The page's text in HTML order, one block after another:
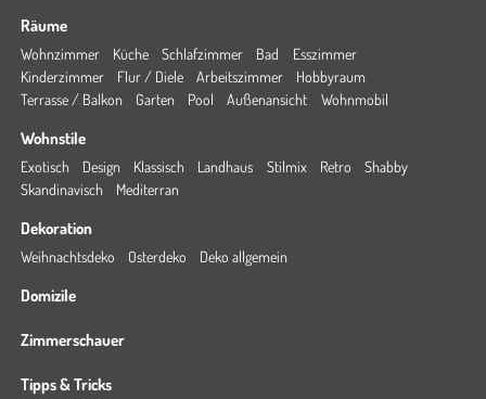
Räume
Wohnzimmer Küche Schlafzimmer Bad
Esszimmer
Kinderzimmer
Flur / Diele Arbeitszimmer
Hobbyraum
Terrasse / Balkon
Garten Pool Außenansicht Wohnmobil
Wohnstile
Exotisch Design Klassisch Landhaus Stilmix Retro
Shabby
Skandinavisch
Mediterran
Dekoration
Weihnachtsdeko Osterdeko Deko allgemein
Domizile
Zimmerschauer
Tipps & Tricks